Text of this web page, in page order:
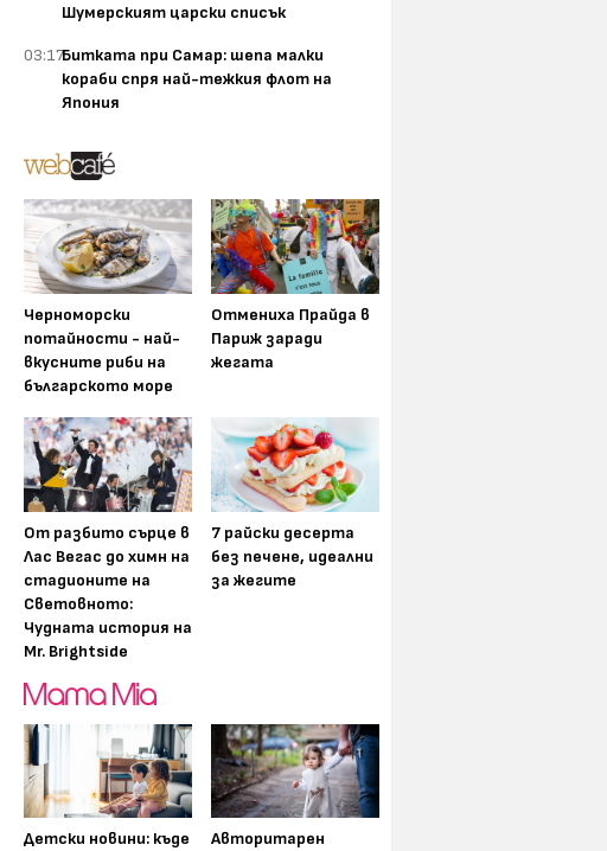
Шумерският царски списък
03:17Битката при Самар: шепа малки
кораби спря най-тежкия флот на
Япония
Черноморски
потайности - най-
вкусните риби на
българското море
Отмениха Прайда в
Париж заради
жегата
От разбито сърце в
Лас Вегас до химн на
стадионите на
Световното:
Чудната история на
Mr. Brightside
7 райски десерта
без печене, идеални
за жегите
Детски новини: къде
Авторитарен